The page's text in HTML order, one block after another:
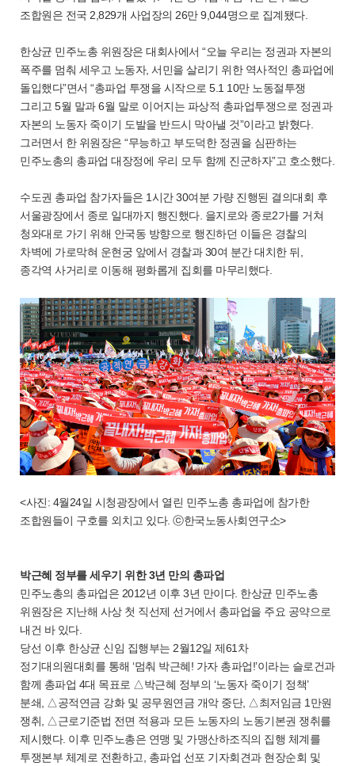
조합원은 전국 2,829개 사업장의 26만 9,044명으로 집계됐다.
한상균 민주노총 위원장은 대회사에서 “오늘 우리는 정권과 자본의
폭주를 멈춰 세우고 노동자, 서민을 살리기 위한 역사적인 총파업에
돌입했다”면서 “총파업 투쟁을 시작으로 5.1 10만 노동절투쟁
그리고 5월 말과 6월 말로 이어지는 파상적 총파업투쟁으로 정권과
자본의 노동자 죽이기 도발을 반드시 막아낼 것”이라고 밝혔다.
그러면서 한 위원장은 “무능하고 부도덕한 정권을 심판하는
민주노총의 총파업 대장정에 우리 모두 함께 진군하자”고 호소했다.
수도권 총파업 참가자들은 1시간 30여분 가량 진행된 결의대회 후
서울광장에서 종로 일대까지 행진했다. 을지로와 종로2가를 거쳐
청와대로 가기 위해 안국동 방향으로 행진하던 이들은 경찰의
차벽에 가로막혀 운현궁 앞에서 경찰과 30여 분간 대치한 뒤,
종각역 사거리로 이동해 평화롭게 집회를 마무리했다.
<사진: 4월24일 시청광장에서 열린 민주노총 총파업에 참가한
조합원들이 구호를 외치고 있다. ⓒ한국노동사회연구소>
박근혜 정부를 세우기 위한 3년 만의 총파업
민주노총의 총파업은 2012년 이후 3년 만이다. 한상균 민주노총
위원장은 지난해 사상 첫 직선제 선거에서 총파업을 주요 공약으로
내건 바 있다.
당선 이후 한상균 신임 집행부는 2월12일 제61차
정기대의원대회를 통해 ‘멈춰 박근혜! 가자 총파업!’이라는 슬로건과
함께 총파업 4대 목표로 △박근혜 정부의 ‘노동자 죽이기 정책’
분쇄, △공적연금 강화 및 공무원연금 개악 중단, △최저임금 1만원
쟁취, △근로기준법 전면 적용과 모든 노동자의 노동기본권 쟁취를
제시했다. 이후 민주노총은 연맹 및 가맹산하조직의 집행 체계를
투쟁본부 체계로 전환하고, 총파업 선포 기자회견과 현장순회 및